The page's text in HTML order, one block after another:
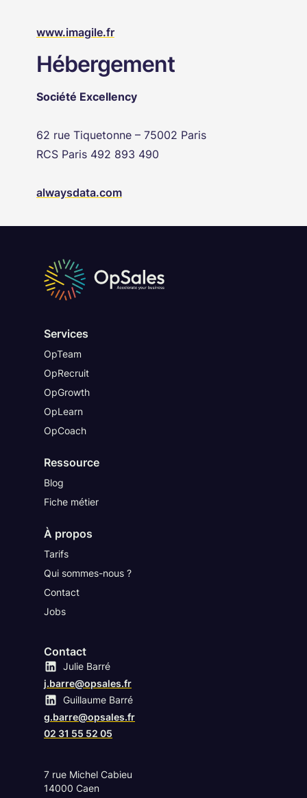
www.imagile.fr
Hébergement
Société Excellency
62 rue Tiquetonne – 75002 Paris
RCS Paris 492 893 490
alwaysdata.com
Services
OpTeam
OpRecruit
OpGrowth
OpLearn
OpCoach
Ressource
Blog
Fiche métier
À propos
Tarifs
Qui sommes-nous ?
Contact
Jobs
Contact
Compte Linkedin
Julie Barré
j.barre@opsales.fr
Compte Linkedin
Guillaume Barré
g.barre@opsales.fr
02 31 55 52 05
7 rue Michel Cabieu
14000 Caen